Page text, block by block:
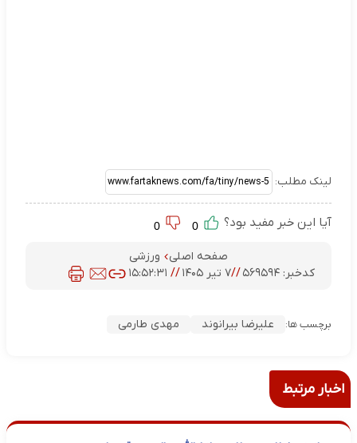
لینک مطلب:
آیا این خبر مفید بود؟
صفحه اصلی
ورزشی
کدخبر:۵۶۹۵۹۴ //۷ تیر ۱۴۰۵ // ۱۵:۵۲:۳۱
برچسب ها: علیرضا بیرانوند مهدی طارمی
اخبار مرتبط